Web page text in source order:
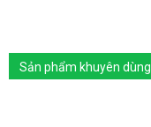
Sản phẩm khuyên dùng